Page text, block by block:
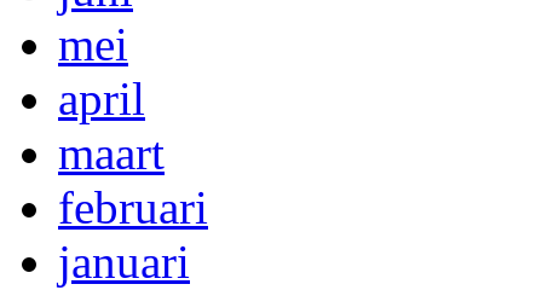
mei
april
maart
februari
januari